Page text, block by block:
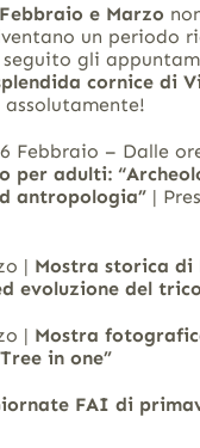
Febbraio e Marzo
un periodo
gli
cornice di
Febbraio – Dalle
per adulti:
antropologia”|
| Mostra storica di
evoluzione del
| Mostra
in one”
FAI di